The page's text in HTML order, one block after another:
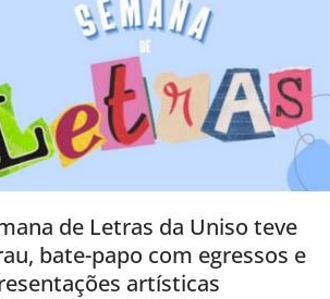
de Letras da Uniso teve
bate-papo com egressos e
artísticas